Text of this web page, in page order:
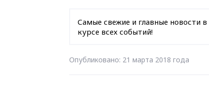
Самые свежие и главные новости в
курсе всех событий!
Опубликовано: 21 марта 2018 года